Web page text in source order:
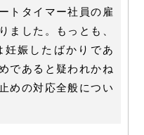
トタイマー社員の雇
ました。もっとも、
妊娠したばかりであ
であると疑われかね
めの対応全般につい